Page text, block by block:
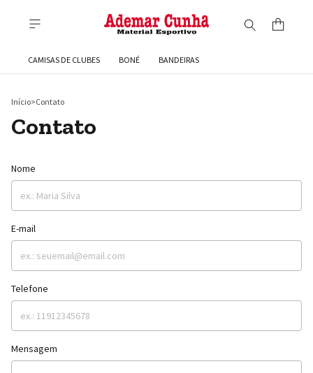
CAMISAS DE CLUBES BONÉ BANDEIRAS
Início>Contato
Contato
Nome
E-mail
Telefone
Mensagem